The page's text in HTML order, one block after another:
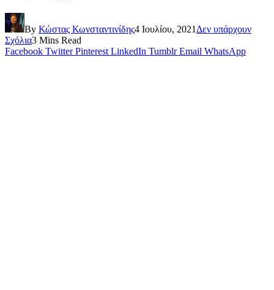
By Κώστας Κωνσταντινίδης4 Ιουλίου, 2021 Δεν υπάρχουν
Σχόλια3 Mins Read
Facebook Twitter Pinterest LinkedIn Tumblr Email WhatsApp